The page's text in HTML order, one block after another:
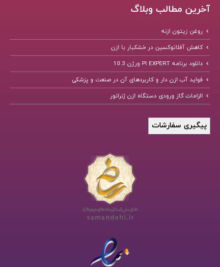
آخرین مطالب وبلاگ
روغن زیتون ازنه
کاهش آفلاتوکسین در خشکبار با ازن
دانلود برنامه PI EXPERT ورژن 10.3
فواید آب ازن دار و کاربردهای آن در صنعت و پزشکی
الزامات گاز ورودی دستگاه ازن ژنراتور
پیگیری سفارشات